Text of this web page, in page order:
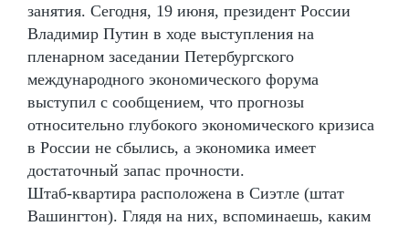
занятия. Сегодня, 19 июня, президент России
Владимир Путин в ходе выступления на
пленарном заседании Петербургского
международного экономического форума
выступил с сообщением, что прогнозы
относительно глубокого экономического кризиса
в России не сбылись, а экономика имеет
достаточный запас прочности.
Штаб-квартира расположена в Сиэтле (штат
Вашингтон). Глядя на них, вспоминаешь, каким